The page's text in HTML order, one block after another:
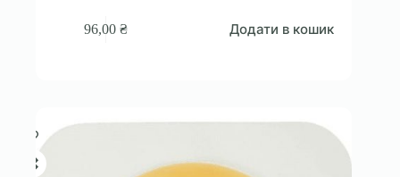
96,00₴ Додати в кошик